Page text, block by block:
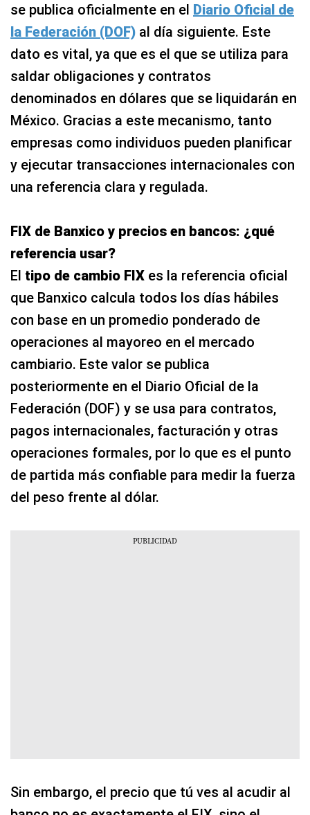
se publica oficialmente en el Diario Oficial de
la Federación (DOF) al día siguiente. Este
dato es vital, ya que es el que se utiliza para
saldar obligaciones y contratos
denominados en dólares que se liquidarán en
México. Gracias a este mecanismo, tanto
empresas como individuos pueden planificar
y ejecutar transacciones internacionales con
una referencia clara y regulada.
FIX de Banxico y precios en bancos: ¿qué
referencia usar?
El tipo de cambio FIX es la referencia oficial
que Banxico calcula todos los días hábiles
con base en un promedio ponderado de
operaciones al mayoreo en el mercado
cambiario. Este valor se publica
posteriormente en el Diario Oficial de la
Federación (DOF) y se usa para contratos,
pagos internacionales, facturación y otras
operaciones formales, por lo que es el punto
de partida más confiable para medir la fuerza
del peso frente al dólar.
Sin embargo, el precio que tú ves al acudir al